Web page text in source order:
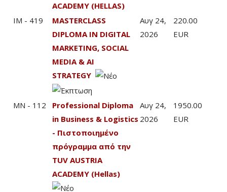
ACADEMY (HELLAS)
IM - 419
MASTERCLASS
DIPLOMA IN DIGITAL
MARKETING, SOCIAL
MEDIA & AI
STRATEGY
Αυγ 24,
2026
220.00
EUR
MN - 112
Professional Diploma
in Business & Logistics
- Πιστοποιημένο
πρόγραμμα από την
TUV AUSTRIA
ACADEMY (Hellas)
Αυγ 24,
2026
1950.00
EUR